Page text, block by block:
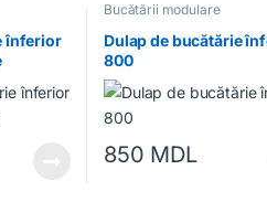
înferior
Bucătării modulare
Dulap de bucătărie
800
850 MDL